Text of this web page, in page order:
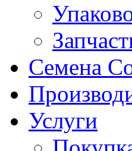
Семена
Услуги